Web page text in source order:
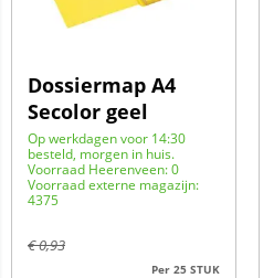
Dossiermap A4
Secolor geel
Op werkdagen voor 14:30
besteld, morgen in huis.
Voorraad Heerenveen: 0
Voorraad externe magazijn:
4375
€0,93
Per 25 STUK